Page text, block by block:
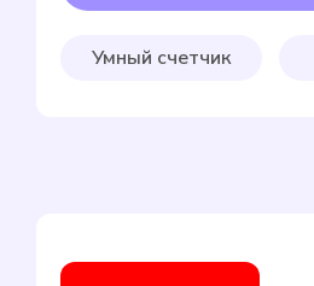
Умный счетчик